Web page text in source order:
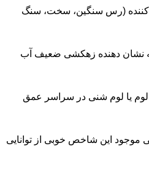
کننده (رس سنگین، سخت، سنگ
نشان دهنده زهکشی ضعیف آب
لوم یا لوم شنی در سراسر عمق
این شاخص خوبی از توانایی